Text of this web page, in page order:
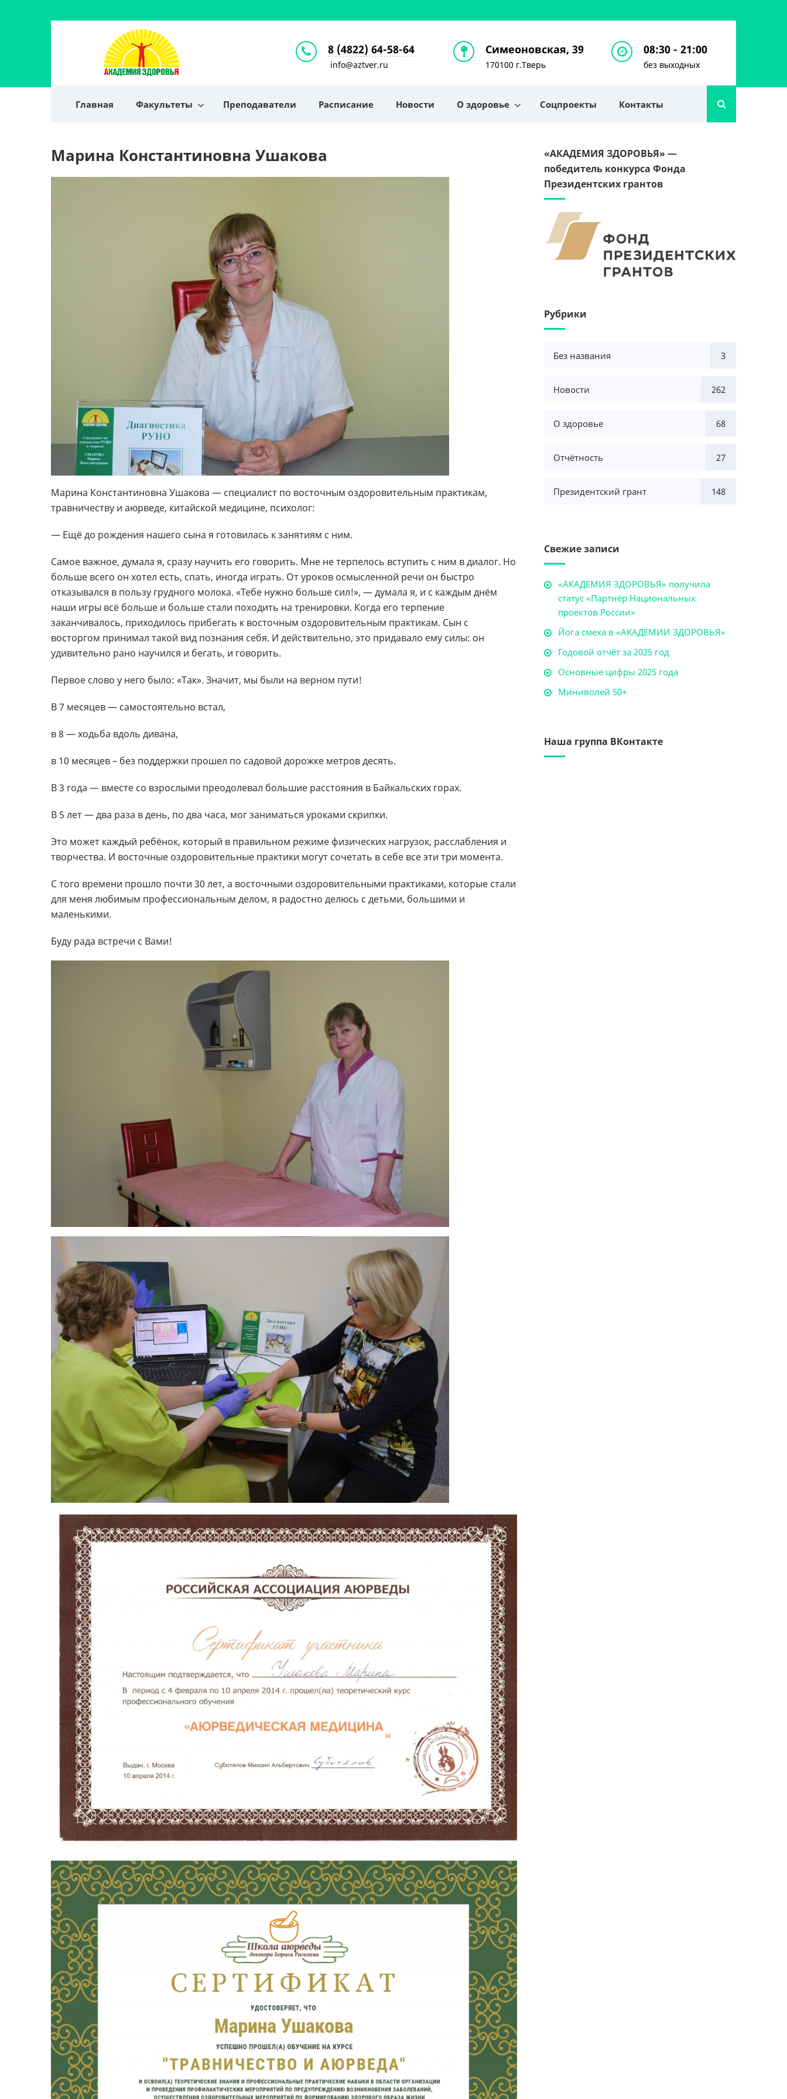
8 (4822) 64-58-64
info@aztver.ru
Симеоновская, 39
170100 г.Тверь
08:30 - 21:00
без выходных
Главная Факультеты Преподаватели Расписание Новости О здоровье Соцпроекты Контакты
Марина Константиновна Ушакова
Марина Константиновна Ушакова — специалист по восточным оздоровительным практикам,
травничеству и аюрведе, китайской медицине, психолог:
— Ещё до рождения нашего сына я готовилась к занятиям с ним.
Самое важное, думала я, сразу научить его говорить. Мне не терпелось вступить с ним в диалог. Но
больше всего он хотел есть, спать, иногда играть. От уроков осмысленной речи он быстро
отказывался в пользу грудного молока. «Тебе нужно больше сил!», — думала я, и с каждым днём
наши игры всё больше и больше стали походить на тренировки. Когда его терпение
заканчивалось, приходилось прибегать к восточным оздоровительным практикам. Сын с
восторгом принимал такой вид познания себя. И действительно, это придавало ему силы: он
удивительно рано научился и бегать, и говорить.
Первое слово у него было: «Так». Значит, мы были на верном пути!
В 7 месяцев — самостоятельно встал,
в 8 — ходьба вдоль дивана,
в 10 месяцев – без поддержки прошел по садовой дорожке метров десять.
В 3 года — вместе со взрослыми преодолевал большие расстояния в Байкальских горах.
В 5 лет — два раза в день, по два часа, мог заниматься уроками скрипки.
Это может каждый ребёнок, который в правильном режиме физических нагрузок, расслабления и
творчества. И восточные оздоровительные практики могут сочетать в себе все эти три момента.
С того времени прошло почти 30 лет, а восточными оздоровительными практиками, которые стали
для меня любимым профессиональным делом, я радостно делюсь с детьми, большими и
маленькими.
Буду рада встречи с Вами!
«АКАДЕМИЯ ЗДОРОВЬЯ» —
победитель конкурса Фонда
Президентских грантов
Рубрики
Без названия 3
Новости 262
О здоровье 68
Отчётность 27
Президентский грант 148
Свежие записи
«АКАДЕМИЯ ЗДОРОВЬЯ» получила
статус «Партнёр Национальных
проектов России»
Йога смеха в «АКАДЕМИИ ЗДОРОВЬЯ»
Годовой отчёт за 2025 год
Основные цифры 2025 года
Миниволей 50+
Наша группа ВКонтакте